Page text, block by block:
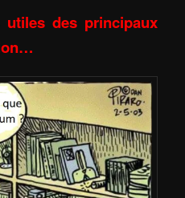
des principaux